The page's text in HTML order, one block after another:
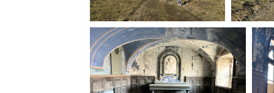
Rete regionale
Bilancio sociale
Amministrazione
Bandi e gare
Sostenibilità ambientale